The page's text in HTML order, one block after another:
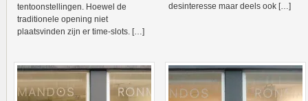
tentoonstellingen. Hoewel de
traditionele opening niet
plaatsvinden zijn er time-slots. […]
desinteresse maar deels ook […]